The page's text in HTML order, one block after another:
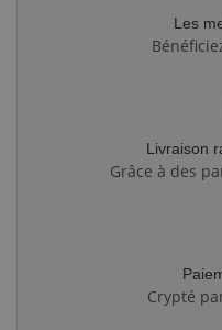
Les
Livraison
Grâce à des
Crypté